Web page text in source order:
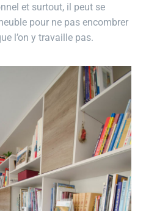
et surtout, il peut se
pour ne pas encombrer
l’on y travaille pas.